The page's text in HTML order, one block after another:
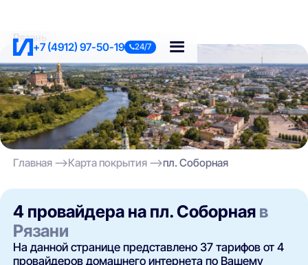
+7 (4912) 97-50-19 24/7
Рязань
Главная Карта покрытия пл. Соборная
4 провайдера на пл. Соборная в
Рязани
На данной странице представлено 37 тарифов от 4
провайдеров домашнего интернета по Вашему